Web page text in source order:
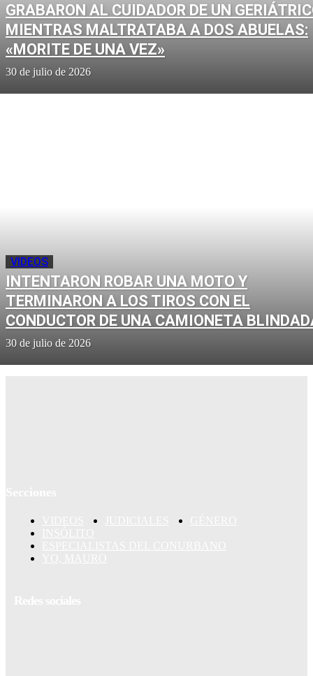
GRABARON AL CUIDADOR DE UN
MIENTRAS MALTRATABA A DOS ABUELAS:
«MORITE DE UNA VEZ»
30 de julio de 2026
VIDEOS
INTENTARON ROBAR UNA MOTO Y
TERMINARON A LOS TIROS CON EL
CONDUCTOR DE UNA CAMIONETA
30 de julio de 2026